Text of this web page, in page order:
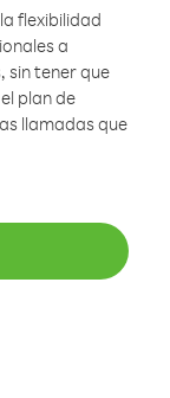
flexibilidad
a
sin tener que
plan de
llamadas que